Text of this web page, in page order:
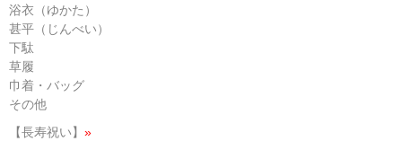
浴衣（ゆかた）
甚平（じんべい）
下駄
草履
巾着・バッグ
その他
【長寿祝い】 »